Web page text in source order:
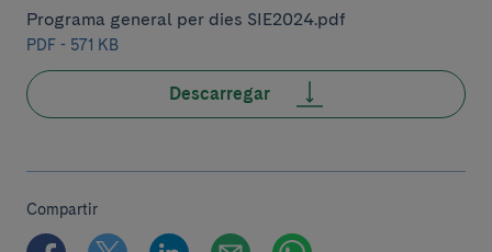
Programa general per dies SIE2024.pdf
PDF - 571 KB
Descarregar
Compartir